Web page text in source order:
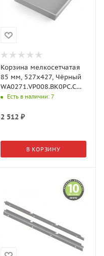
Корзина мелкосетчатая
85 мм, 527х427, Чёрный
WA0271.VP008.BK0PC.CH
Aristo
Есть в наличии: 7
2 512₽
В КОРЗИНУ